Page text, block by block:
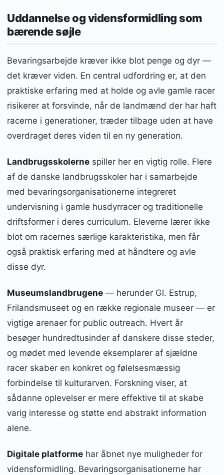
Uddannelse og vidensformidling som
bærende søjle
Bevaringsarbejde kræver ikke blot penge og dyr —
det kræver viden. En central udfordring er, at den
praktiske erfaring med at holde og avle gamle racer
risikerer at forsvinde, når de landmænd der har haft
racerne i generationer, træder tilbage uden at have
overdraget deres viden til en ny generation.
Landbrugsskolerne spiller her en vigtig rolle. Flere
af de danske landbrugsskoler har i samarbejde
med bevaringsorganisationerne integreret
undervisning i gamle husdyrracer og traditionelle
driftsformer i deres curriculum. Eleverne lærer ikke
blot om racernes særlige karakteristika, men får
også praktisk erfaring med at håndtere og avle
disse dyr.
Museumslandbrugene — herunder Gl. Estrup,
Frilandsmuseet og en række regionale museer — er
vigtige arenaer for public outreach. Hvert år
besøger hundredtusinder af danskere disse steder,
og mødet med levende eksemplarer af sjældne
racer skaber en konkret og følelsesmæssig
forbindelse til kulturarven. Forskning viser, at
sådanne oplevelser er mere effektive til at skabe
varig interesse og støtte end abstrakt information
alene.
Digitale platforme har åbnet nye muligheder for
vidensformidling. Bevaringsorganisationerne har